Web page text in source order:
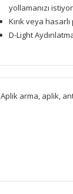
yollamanızı
Kırık veya
D-Light
Aplik arma, aplik,